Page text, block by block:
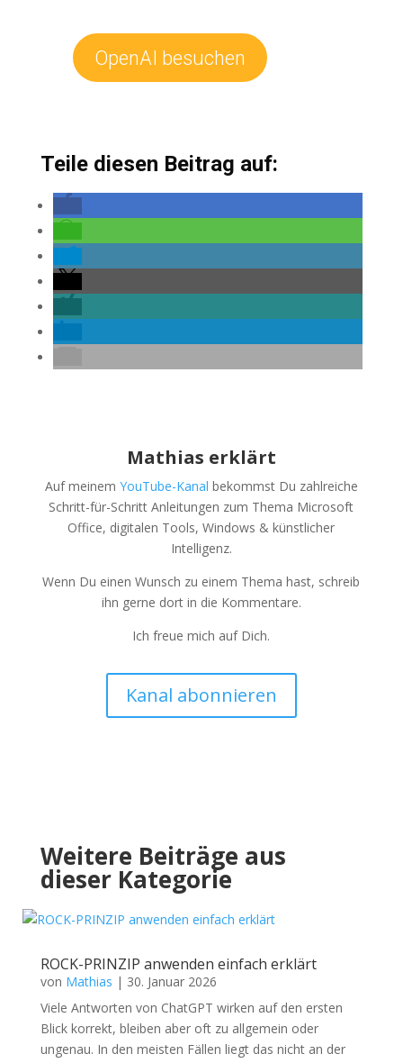
OpenAI besuchen
Teile diesen Beitrag auf:
Mathias erklärt
Auf meinem YouTube-Kanal bekommst Du zahlreiche
Schritt-für-Schritt Anleitungen zum Thema Microsoft
Office, digitalen Tools, Windows & künstlicher
Intelligenz.
Wenn Du einen Wunsch zu einem Thema hast, schreib
ihn gerne dort in die Kommentare.
Ich freue mich auf Dich.
Kanal abonnieren
Weitere Beiträge aus
dieser Kategorie
ROCK-PRINZIP anwenden einfach erklärt
von Mathias | 30. Januar 2026
Viele Antworten von ChatGPT wirken auf den ersten
Blick korrekt, bleiben aber oft zu allgemein oder
ungenau. In den meisten Fällen liegt das nicht an der